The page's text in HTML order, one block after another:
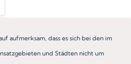
aufmerksam, dass es sich bei den im
und Städten nicht um